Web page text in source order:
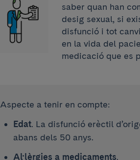
saber quan han
desig sexual, si
disfunció i tot
en la vida del
medicació que es
Aspecte a tenir en compte:
Edat. La disfunció erèctil
abans dels 50 anys.
Al·lèrgies a medicaments.